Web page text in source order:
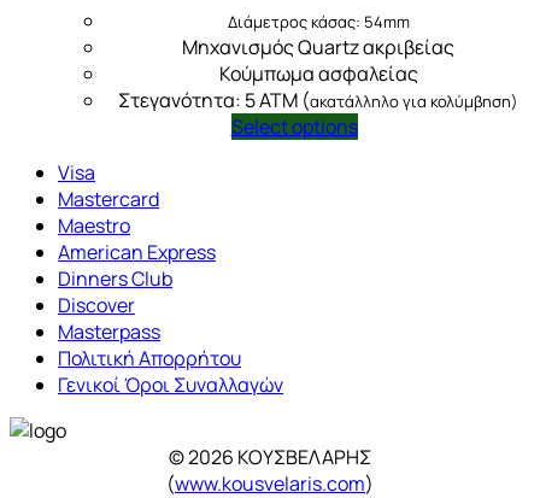
Διάμετρος κάσας: 54mm
Μηχανισμός Quartz ακριβείας
Κούμπωμα ασφαλείας
Στεγανότητα: 5 ATM (ακατάλληλο για κολύμβηση)
Select options
Visa
Mastercard
Maestro
American Express
Dinners Club
Discover
Masterpass
Πολιτική Απορρήτου
Γενικοί Όροι Συναλλαγών
© 2026 ΚΟΥΣΒΕΛΑΡΗΣ
(www.kousvelaris.com)